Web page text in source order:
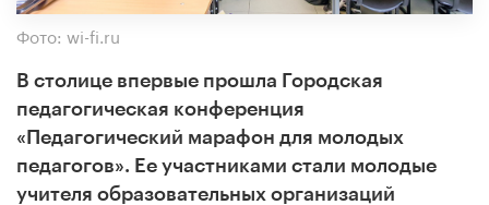
Фото: wi-fi.ru
В столице впервые прошла Городская
педагогическая конференция
«Педагогический марафон для молодых
педагогов». Ее участниками стали молодые
учителя образовательных организаций